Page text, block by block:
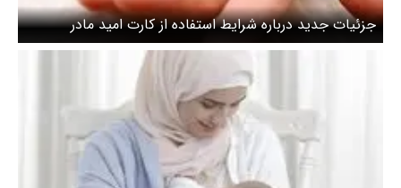
جزئیات جدید درباره شرایط استفاده از کارت امید مادر